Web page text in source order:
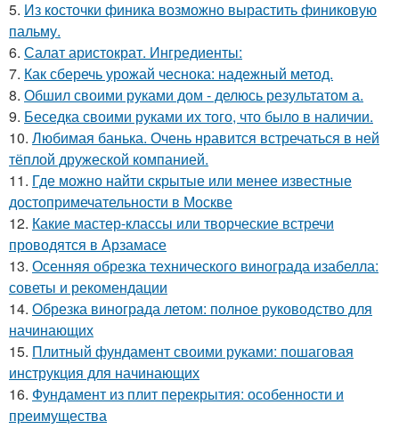
5. Из косточки финика возможно вырастить финиковую
пальму.
6. Салат аристократ. Ингредиенты:
7. Как сберечь урожай чеснока: надежный метод.
8. Обшил своими руками дом - делюсь результатом а.
9. Беседка своими руками их того, что было в наличии.
10. Любимая банька. Очень нравится встречаться в ней
тёплой дружеской компанией.
11. Где можно найти скрытые или менее известные
достопримечательности в Москве
12. Какие мастер-классы или творческие встречи
проводятся в Арзамасе
13. Осенняя обрезка технического винограда изабелла:
советы и рекомендации
14. Обрезка винограда летом: полное руководство для
начинающих
15. Плитный фундамент своими руками: пошаговая
инструкция для начинающих
16. Фундамент из плит перекрытия: особенности и
преимущества